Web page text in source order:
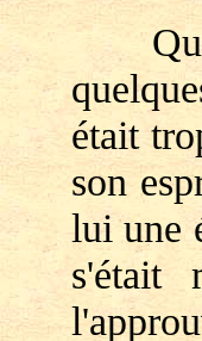
était
son
lui une
s'était